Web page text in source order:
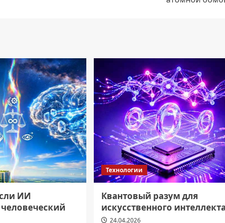
ИИ
Технологии
Квантовый разум для
искусственного
24.04.2026